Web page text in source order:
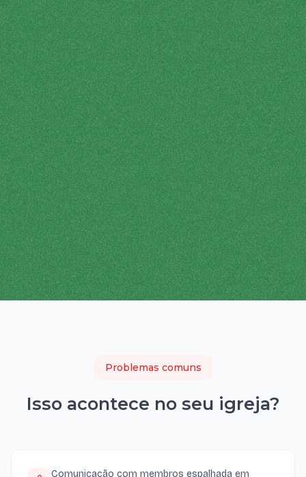
Problemas comuns
Isso acontece no seu igreja?
Comunicação com membros espalhada em